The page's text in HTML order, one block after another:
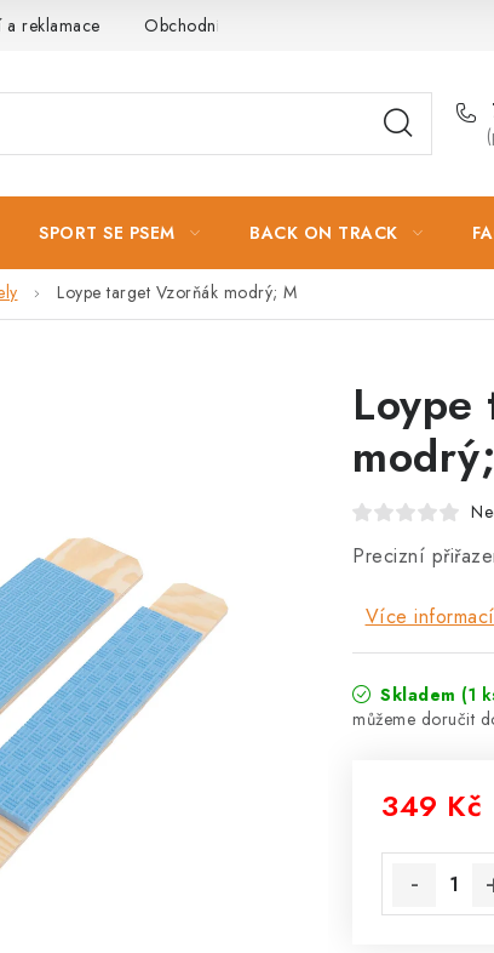
a reklamace Obchodní podmínky Podmínky ochrany
SPORT SE PSEM BACK ON TRACK
Loype target Vzorňák modrý; M
Precizní
Více informací
Skladem (1
349 Kč